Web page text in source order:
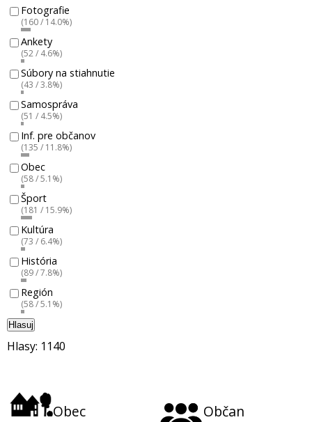
Fotografie
(160 / 14.0%)
Ankety
(52 / 4.6%)
Súbory na stiahnutie
(43 / 3.8%)
Samospráva
(51 / 4.5%)
Inf. pre občanov
(135 / 11.8%)
Obec
(58 / 5.1%)
Šport
(181 / 15.9%)
Kultúra
(73 / 6.4%)
História
(89 / 7.8%)
Región
(58 / 5.1%)
Hlasuj
Hlasy: 1140
Obec Občan